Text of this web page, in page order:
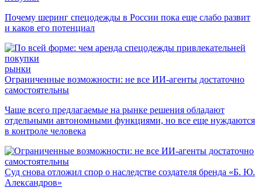
Почему шеринг спецодежды в России пока еще слабо развит
и каков его потенциал
рынки
Ограниченные возможности: не все ИИ-агенты достаточно
самостоятельны
Чаще всего предлагаемые на рынке решения обладают
отдельными автономными функциями, но все еще нуждаются
в контроле человека
Суд снова отложил спор о наследстве создателя бренда «Б. Ю.
Александров»